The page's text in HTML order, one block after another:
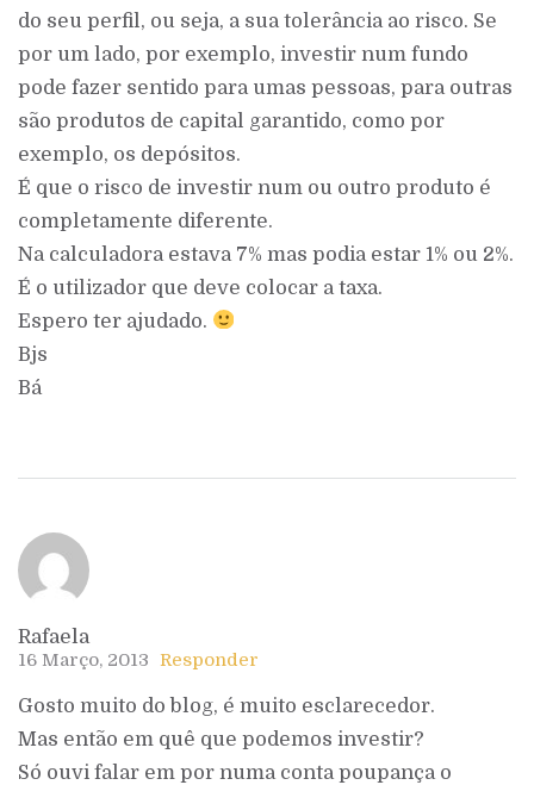
do seu perfil, ou seja, a sua tolerância ao risco. Se
por um lado, por exemplo, investir num fundo
pode fazer sentido para umas pessoas, para outras
são produtos de capital garantido, como por
exemplo, os depósitos.
É que o risco de investir num ou outro produto é
completamente diferente.
Na calculadora estava 7% mas podia estar 1% ou 2%.
É o utilizador que deve colocar a taxa.
Espero ter ajudado.
Bjs
Bá
Rafaela
16 Março, 2013 Responder
Gosto muito do blog, é muito esclarecedor.
Mas então em quê que podemos investir?
Só ouvi falar em por numa conta poupança o